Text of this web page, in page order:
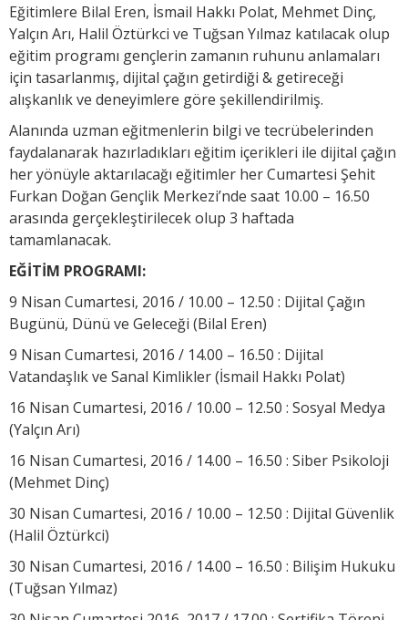
Eğitimlere Bilal Eren, İsmail Hakkı Polat, Mehmet Dinç,
Yalçın Arı, Halil Öztürkci ve Tuğsan Yılmaz katılacak olup
eğitim programı gençlerin zamanın ruhunu anlamaları
için tasarlanmış, dijital çağın getirdiği & getireceği
alışkanlık ve deneyimlere göre şekillendirilmiş.
Alanında uzman eğitmenlerin bilgi ve tecrübelerinden
faydalanarak hazırladıkları eğitim içerikleri ile dijital çağın
her yönüyle aktarılacağı eğitimler her Cumartesi Şehit
Furkan Doğan Gençlik Merkezi’nde saat 10.00 – 16.50
arasında gerçekleştirilecek olup 3 haftada
tamamlanacak.
EĞİTİM PROGRAMI:
9 Nisan Cumartesi, 2016 / 10.00 – 12.50 : Dijital Çağın
Bugünü, Dünü ve Geleceği (Bilal Eren)
9 Nisan Cumartesi, 2016 / 14.00 – 16.50 : Dijital
Vatandaşlık ve Sanal Kimlikler (İsmail Hakkı Polat)
16 Nisan Cumartesi, 2016 / 10.00 – 12.50 : Sosyal Medya
(Yalçın Arı)
16 Nisan Cumartesi, 2016 / 14.00 – 16.50 : Siber Psikoloji
(Mehmet Dinç)
30 Nisan Cumartesi, 2016 / 10.00 – 12.50 : Dijital Güvenlik
(Halil Öztürkci)
30 Nisan Cumartesi, 2016 / 14.00 – 16.50 : Bilişim Hukuku
(Tuğsan Yılmaz)